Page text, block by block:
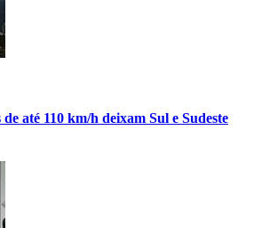
até 110 km/h deixam Sul e Sudeste